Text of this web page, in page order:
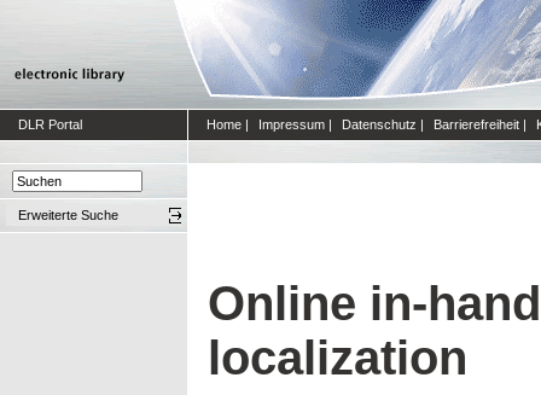
DLR Portal Home | Impressum | Datenschutz | Barrierefreiheit |
Erweiterte Suche
Online in-
localization